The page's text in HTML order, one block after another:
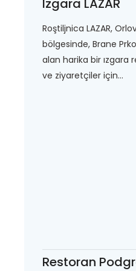
Izgara LAZAR
Roştiljnica LAZAR,
bölgesinde, Brane
alan harika bir ızgara
ve ziyaretçiler için...
Restoran